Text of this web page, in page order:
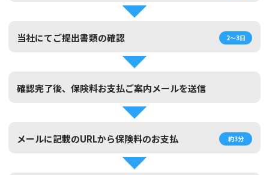
当社にてご提出書類の確認 2～3日
確認完了後、保険料お支払ご案内メールを送信
メールに記載のURLから保険料のお支払 約3分